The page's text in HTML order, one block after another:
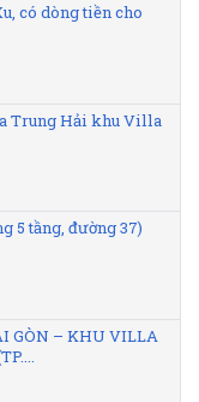
có dòng tiền cho
Trung Hải khu Villa
5 tầng, đường 37)
GÒN – KHU VILLA